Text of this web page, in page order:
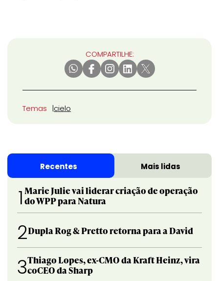
COMPARTILHE:
Temas cielo
Recentes Mais lidas
1 Marie Julie vai liderar criação de operação
do WPP para Natura
2Dupla Rog & Pretto retorna para a David
3Thiago Lopes, ex-CMO da Kraft Heinz, vira
coCEO da Sharp